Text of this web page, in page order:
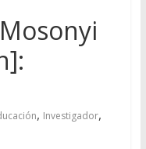
, Investigador,